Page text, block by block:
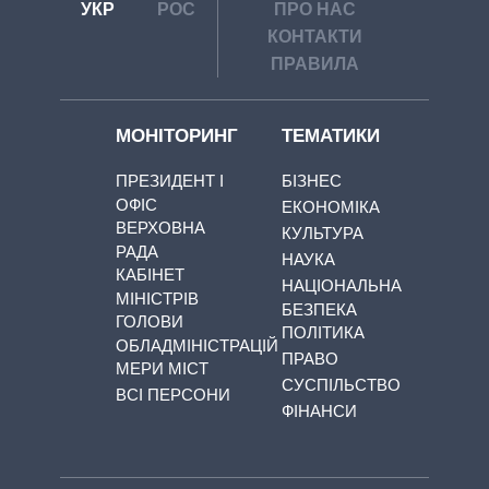
УКР РОС
ПРО НАС
КОНТАКТИ
ПРАВИЛА
МОНІТОРИНГ
ПРЕЗИДЕНТ І
ОФІС
ВЕРХОВНА
РАДА
КАБІНЕТ
МІНІСТРІВ
ГОЛОВИ
ОБЛАДМІНІСТРАЦІЙ
МЕРИ МІСТ
ВСІ ПЕРСОНИ
ТЕМАТИКИ
БІЗНЕС
ЕКОНОМІКА
КУЛЬТУРА
НАУКА
НАЦІОНАЛЬНА
БЕЗПЕКА
ПОЛІТИКА
ПРАВО
СУСПІЛЬСТВО
ФІНАНСИ